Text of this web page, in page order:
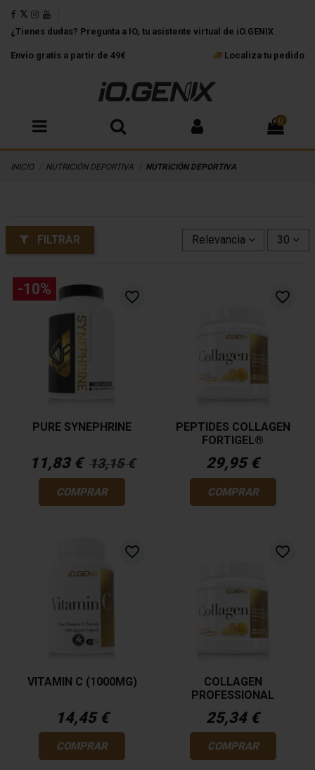
¿Tienes dudas? Pregunta a IO, tu asistente virtual de iO.GENIX
Envío gratis a partir de 49€ Localiza tu pedido
0
INICIO NUTRICIÓN DEPORTIVA NUTRICIÓN DEPORTIVA
FILTRAR Relevancia 30
-10% favorite_border
PURE SYNEPHRINE
11,83 € 13,15 €
COMPRAR
favorite_border
PEPTIDES COLLAGEN
FORTIGEL®
29,95 €
COMPRAR
favorite_border
VITAMIN C (1000MG)
14,45 €
COMPRAR
favorite_border
COLLAGEN
PROFESSIONAL
25,34 €
COMPRAR